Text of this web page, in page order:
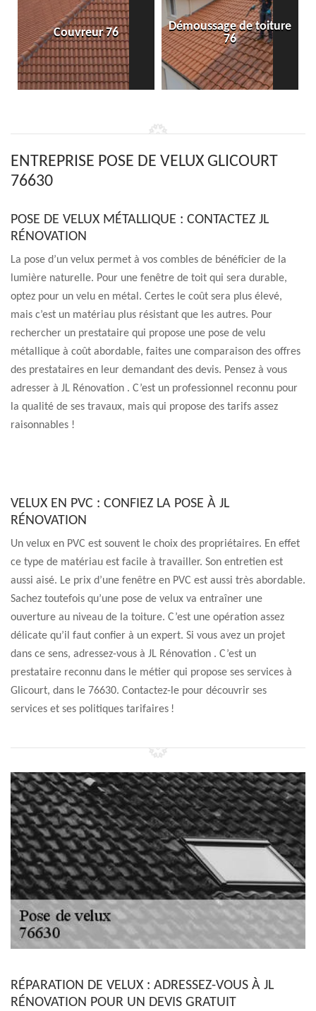
Couvreur 76
Démoussage de toiture
76
ENTREPRISE POSE DE VELUX GLICOURT
76630
POSE DE VELUX MÉTALLIQUE : CONTACTEZ JL
RÉNOVATION
La pose d’un velux permet à vos combles de bénéficier de la
lumière naturelle. Pour une fenêtre de toit qui sera durable,
optez pour un velu en métal. Certes le coût sera plus élevé,
mais c’est un matériau plus résistant que les autres. Pour
rechercher un prestataire qui propose une pose de velu
métallique à coût abordable, faites une comparaison des offres
des prestataires en leur demandant des devis. Pensez à vous
adresser à JL Rénovation . C’est un professionnel reconnu pour
la qualité de ses travaux, mais qui propose des tarifs assez
raisonnables !
VELUX EN PVC : CONFIEZ LA POSE À JL
RÉNOVATION
Un velux en PVC est souvent le choix des propriétaires. En effet
ce type de matériau est facile à travailler. Son entretien est
aussi aisé. Le prix d’une fenêtre en PVC est aussi très abordable.
Sachez toutefois qu’une pose de velux va entraîner une
ouverture au niveau de la toiture. C’est une opération assez
délicate qu’il faut confier à un expert. Si vous avez un projet
dans ce sens, adressez-vous à JL Rénovation . C’est un
prestataire reconnu dans le métier qui propose ses services à
Glicourt, dans le 76630. Contactez-le pour découvrir ses
services et ses politiques tarifaires !
RÉPARATION DE VELUX : ADRESSEZ-VOUS À JL
RÉNOVATION POUR UN DEVIS GRATUIT